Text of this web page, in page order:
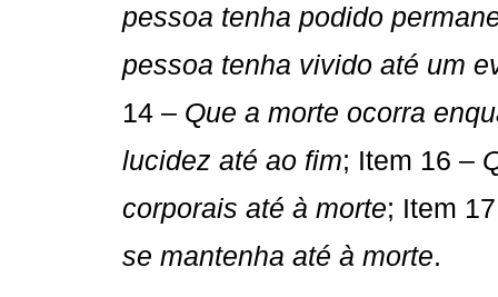
pessoa tenha podido
pessoa tenha vivido até um
14 –  Que a morte ocorra
lucidez até ao fim; Item 16 – 
corporais até à morte; Item 17
se mantenha até à morte.